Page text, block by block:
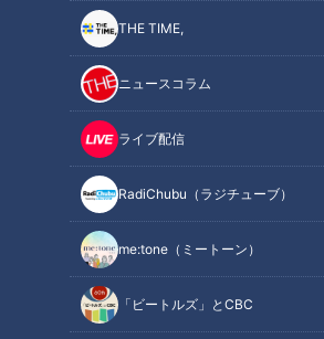
THE TIME,
ニュースコラム
ライブ配信
RadiChubu（ラジチューブ）
me:tone（ミートーン）
「ビートルズ」とCBC
この記事を見たあなたへのおすすめ